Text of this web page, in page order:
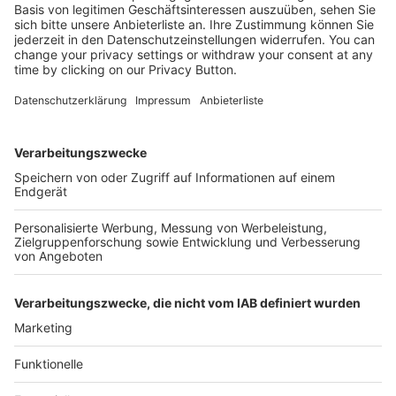
Kostenlose Rücksendung bis zu 14 Tage nach
Bestelleingang (innerhalb Deutschlands).
Versandkosten.
Der Bestellprozess ist mit Hilfe eines SSL-
SERVICE HOTLINE
SHOP SERVICE